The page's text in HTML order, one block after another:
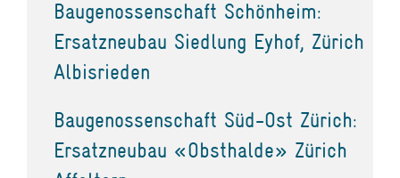
Baugenossenschaft Schönheim:
Ersatzneubau Siedlung Eyhof, Zürich
Albisrieden
Baugenossenschaft Süd-Ost Zürich:
Ersatzneubau «Obsthalde» Zürich